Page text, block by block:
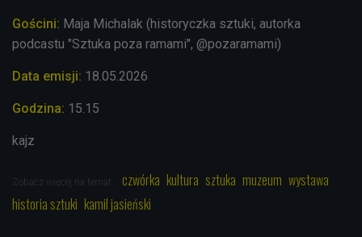
Gościni: Maja Michalak (historyczka sztuki, autorka
podcastu "Sztuka poza ramami", @pozaramami)
Data emisji: 18.05.2026
Godzina: 15.15
kajz
Zobacz więcej na temat: czwórka kultura sztuka muzeum wystawa
historia sztuki kamil jasieński